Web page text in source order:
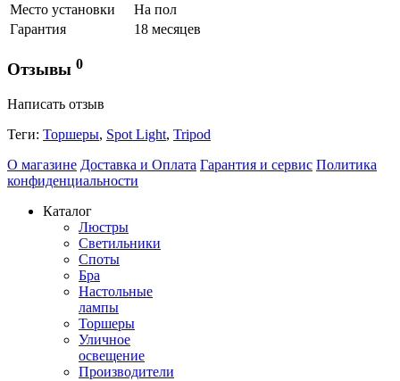
Место установки
На пол
Гарантия
18 месяцев
Отзывы 0
Написать отзыв
Теги: Торшеры, Spot Light, Tripod
О магазине Доставка и Оплата Гарантия и сервис Политика
конфиденциальности
Каталог
Люстры
Светильники
Споты
Бра
Настольные
лампы
Торшеры
Уличное
освещение
Производители